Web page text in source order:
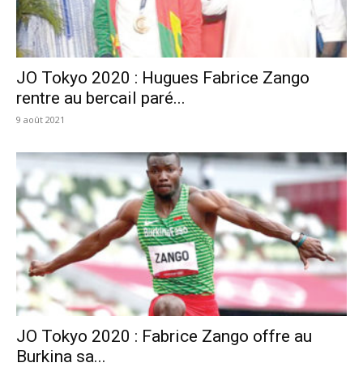
JO Tokyo 2020 : Hugues Fabrice Zango
rentre au bercail paré...
9 août 2021
JO Tokyo 2020 : Fabrice Zango offre au
Burkina sa...